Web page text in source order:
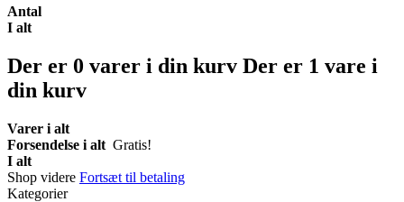
Antal
I alt
Der er 0 varer i din kurv Der er 1 vare i
din kurv
Varer i alt
Forsendelse i alt Gratis!
I alt
Shop videre Fortsæt til betaling
Kategorier